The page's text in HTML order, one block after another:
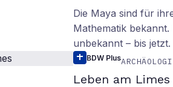
Die Maya sind für
Mathematik
unbekannt – bis jetzt.
BDW Plus
Leben am Limes